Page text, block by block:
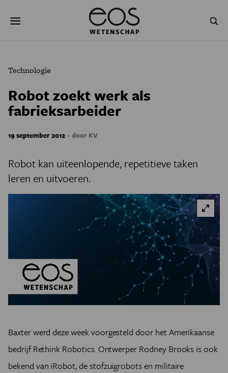
naar
NATUURWETENSCHAPPEN
PSYCHE & BREIN
AGENDA
JONGE UITDAGERS
Technologie
Robot zoekt werk als
fabrieksarbeider
19 september 2012 - door KV
Robot kan uiteenlopende, repetitieve taken
leren en uitvoeren.
Baxter werd deze week voorgesteld door het Amerikaanse
bedrijf Rethink Robotics. Ontwerper Rodney Brooks is ook
bekend van iRobot, de stofzuigrobots en militaire